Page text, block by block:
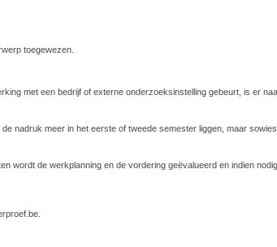
toegewezen.
met een bedrijf of externe onderzoeksinstelling gebeurt, is er
nadruk meer in het eerste of tweede semester liggen, maar
wordt de werkplanning en de vordering geëvalueerd en indien nodig